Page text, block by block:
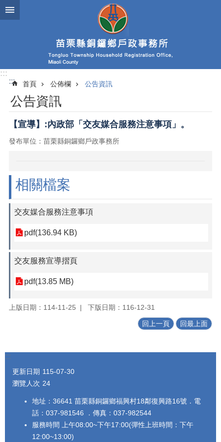
跳到主要內容區塊
:::
:::
首頁 公佈欄 公告資訊
公告資訊
【宣導】:內政部「交友媒合服務注意事項」。
發布單位：苗栗縣銅鑼鄉戶政事務所
相關檔案
交友媒合服務注意事項
pdf(136.94 KB)
交友服務宣導摺頁
pdf(13.85 MB)
上版日期：114-11-25 下版日期：116-12-31
回上一頁 回最上面
:::
更新日期 115-07-30
瀏覽人次 24
地址：36641 苗栗縣銅鑼鄉福興村18鄰復興路16號．電
話：037-981546 ．傳真：037-982544
服務時間 上午08:00~下午17:00(彈性上班時間：下午
12:00~13:00)